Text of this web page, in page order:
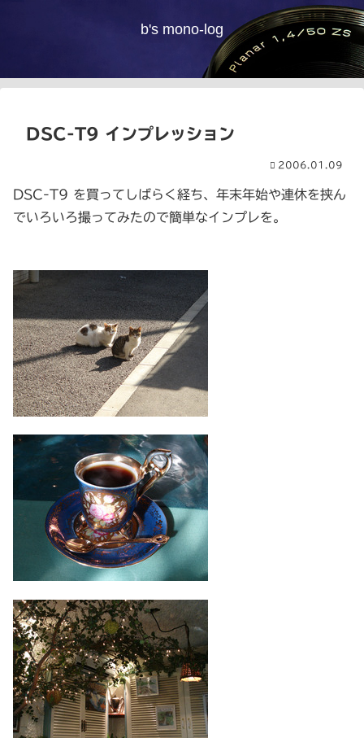
b's mono-log
DSC-T9 インプレッション
2006.01.09
DSC-T9 を買ってしばらく経ち、年末年始や連休を挟ん
でいろいろ撮ってみたので簡単なインプレを。